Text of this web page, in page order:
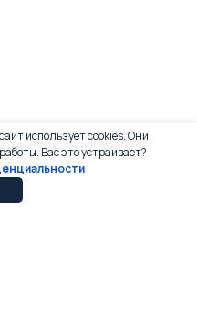
использует cookies. Они
Вас это устраивает?